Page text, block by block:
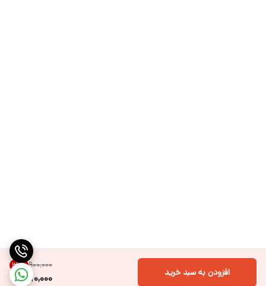
۹۰۰٬۰۰۰ 32%
610,000 افزودن به سبد خرید